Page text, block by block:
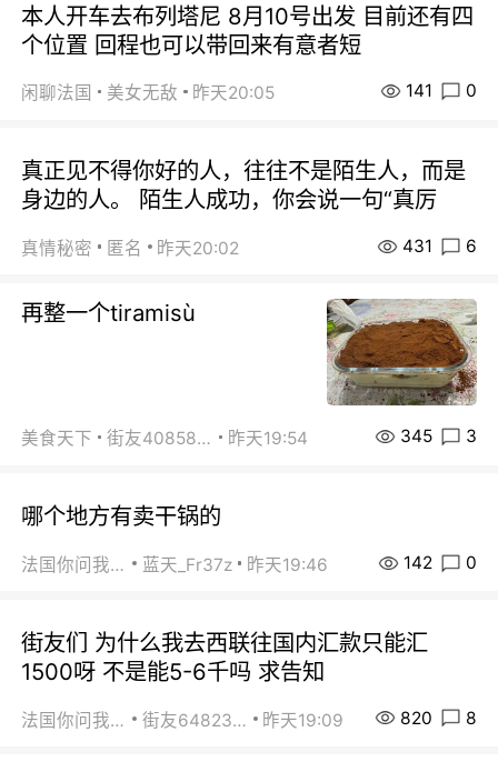
本人开车去布列塔尼 8月10号出发 目前还有四
个位置 回程也可以带回来有意者短
闲聊法国 美女无敌 昨天20:05 141 0
真正见不得你好的人，往往不是陌生人，而是
身边的人。 陌生人成功，你会说一句“真厉
真情秘密 匿名 昨天20:02 431 6
再整一个tiramisù
美食天下 街友40858442 昨天19:54 345 3
哪个地方有卖干锅的
法国你问我答 蓝天_Fr37z 昨天19:46 142 0
街友们 为什么我去西联往国内汇款只能汇
1500呀 不是能5-6千吗 求告知
法国你问我答 街友64823891 昨天19:09 820 8